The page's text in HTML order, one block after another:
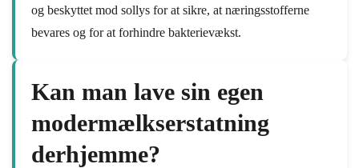
og beskyttet mod sollys for at sikre, at næringsstofferne
bevares og for at forhindre bakterievækst.
Kan man lave sin egen
modermælkserstatning
derhjemme?